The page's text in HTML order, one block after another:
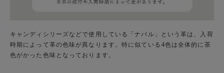
キャンディシリーズなどで使用している「ナバル」という革は、入荷
時期によって革の色味が異なります。特に似ている4色は全体的に茶
色がかった色味となっております。